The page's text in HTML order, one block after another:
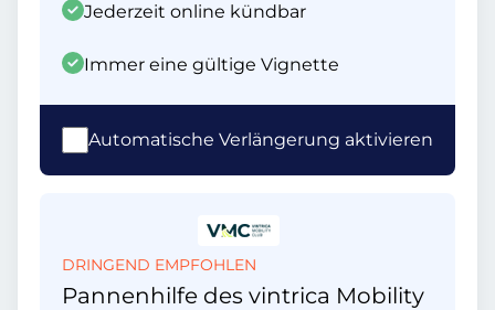
Jederzeit online kündbar
Immer eine gültige Vignette
Automatische Verlängerung aktivieren
DRINGEND EMPFOHLEN
Pannenhilfe des vintrica Mobility